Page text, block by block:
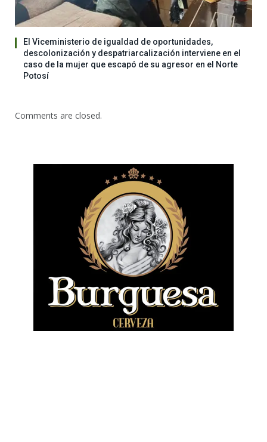
El Viceministerio de igualdad de oportunidades,
descolonización y despatriarcalización interviene en el
caso de la mujer que escapó de su agresor en el Norte
Potosí
Comments are closed.